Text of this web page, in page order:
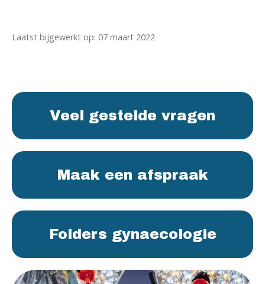
Laatst bijgewerkt op: 07 maart 2022
Veel gestelde vragen
Maak een afspraak
Folders gynaecologie